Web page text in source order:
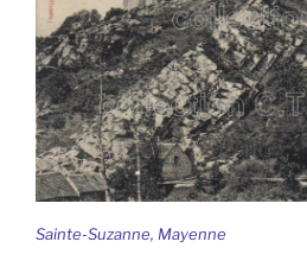
Sainte-Suzanne, Mayenne